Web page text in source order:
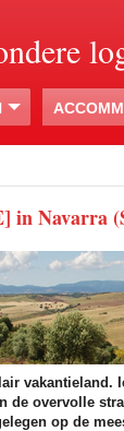
in Navarra
vakantieland.
de overvolle
op de